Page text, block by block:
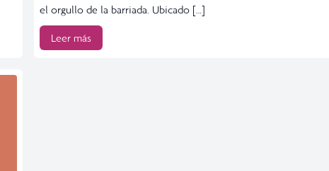
el orgullo de la barriada. Ubicado […]
Leer más